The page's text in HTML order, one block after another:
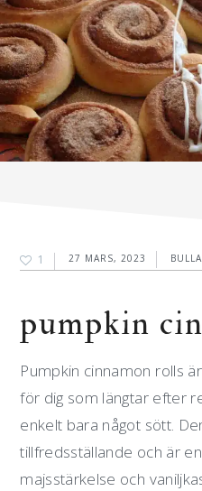
1 27 MARS, 2023
pumpkin
Pumpkin cinnamon rolls
för dig som längtar efter
enkelt bara något sött.
tillfredsställande och är
majsstärkelse och